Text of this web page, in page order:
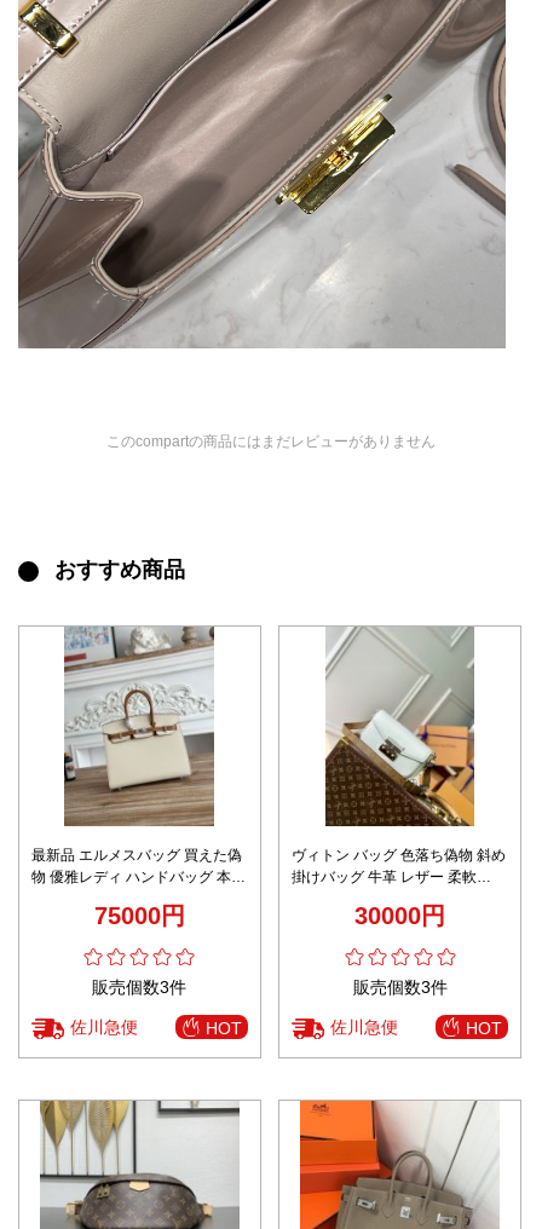
このcompartの商品にはまだレビューがありません
おすすめ商品
最新品 エルメスバッグ 買えた偽
物 優雅レディ ハンドバッグ 本革
75000円
販売個数3件
佐川急便 HOT
ヴィトン バッグ 色落ち偽物 斜め
掛けバッグ 牛革 レザー 柔軟
30000円
販売個数3件
佐川急便 HOT